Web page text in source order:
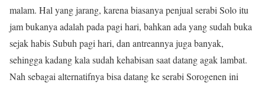
malam. Hal yang jarang, karena biasanya penjual serabi Solo itu
jam bukanya adalah pada pagi hari, bahkan ada yang sudah buka
sejak habis Subuh pagi hari, dan antreannya juga banyak,
sehingga kadang kala sudah kehabisan saat datang agak lambat.
Nah sebagai alternatifnya bisa datang ke serabi Sorogenen ini